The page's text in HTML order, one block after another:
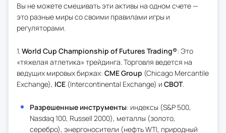
Вы не можете смешивать эти активы на одном счете —
это разные миры со своими правилами игры и
регуляторами.
1.World Cup Championship of Futures Trading®: Это
«тяжелая атлетика» трейдинга. Торговля ведется на
ведущих мировых биржах: CME Group (Chicago Mercantile
Exchange), ICE (Intercontinental Exchange) и CBOT.
Разрешенные инструменты: индексы (S&P 500,
Nasdaq 100, Russell 2000), металлы (золото,
серебро), энергоносители (нефть WTI, природный